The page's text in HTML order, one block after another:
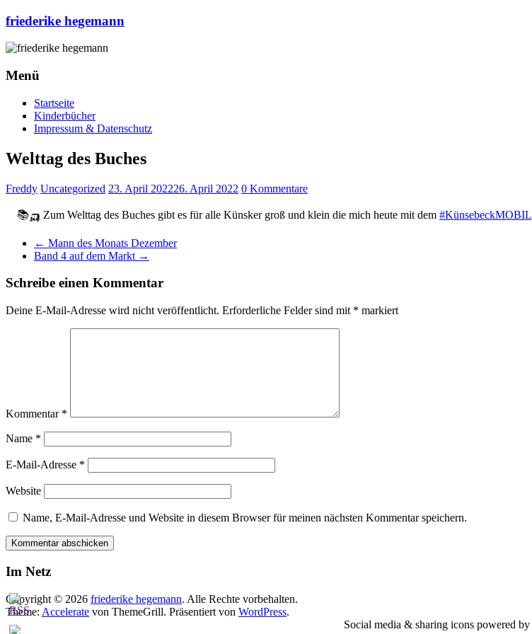
Zum
springen
friederike hegemann
Menü
Startseite
Kinderbücher
Impressum & Datenschutz
Welttag des Buches
Freddy Uncategorized 23. April 202226. April 2022 0 Kommentare
📚🛺 Zum Welttag des Buches gibt es für alle Künsker groß und klein die mich heute mit dem #KünsebeckMOBIL
← Mann des Monats Dezember
Band 4 auf dem Markt →
Schreibe einen Kommentar
Deine E-Mail-Adresse wird nicht veröffentlicht. Erforderliche Felder sind mit * markiert
Kommentar *
Name *
E-Mail-Adresse *
Website
Name, E-Mail-Adresse und Website in diesem Browser für meinen nächsten Kommentar speichern.
Im Netz
Copyright © 2026 friederike hegemann. Alle Rechte vorbehalten.
Theme: Accelerate von ThemeGrill. Präsentiert von WordPress.
Social media & sharing icons powered by